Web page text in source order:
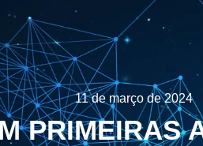
11 de março de 2024
PRIMEIRAS